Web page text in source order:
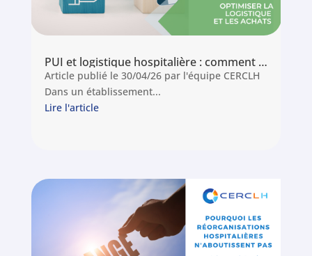
PUI et logistique hospitalière : comment leur coopération sécurise le circuit du médicament
Article publié le 30/04/26 par l'équipe CERCLH
Dans un établissement...
Lire l'article